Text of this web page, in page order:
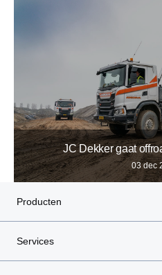
JC Dekker gaat
03 dec
Producten
Services